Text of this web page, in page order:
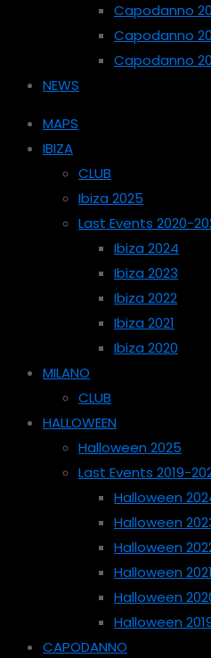
Capodanno
Capodanno
Capodanno
NEWS
MAPS
IBIZA
CLUB
Ibiza 2025
Last Events 2020-
Ibiza 2024
Ibiza 2023
Ibiza 2022
Ibiza 2021
Ibiza 2020
MILANO
CLUB
HALLOWEEN
Halloween 2025
Last Events 2019-
Halloween
Halloween
Halloween
Halloween 2021
Halloween
Halloween
CAPODANNO